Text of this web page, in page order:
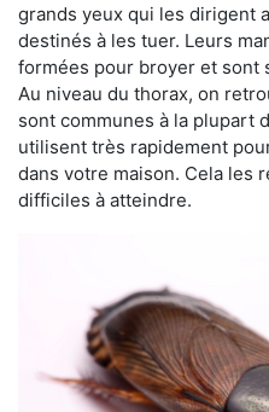
grands yeux qui les dirigent
destinés à les tuer. Leurs
formées pour broyer et sont
Au niveau du thorax, on
sont communes à la plupart
utilisent très rapidement
dans votre maison. Cela les
difficiles à atteindre.